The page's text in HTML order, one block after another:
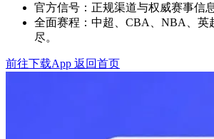
官方信号：正规渠道与权威赛事信
全面赛程：中超、CBA、NBA、英
尽。
前往下载App 返回首页